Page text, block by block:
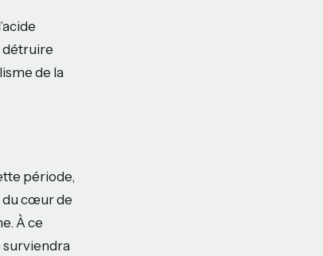
détruire
de la
période,
du cœur de
À ce
surviendra